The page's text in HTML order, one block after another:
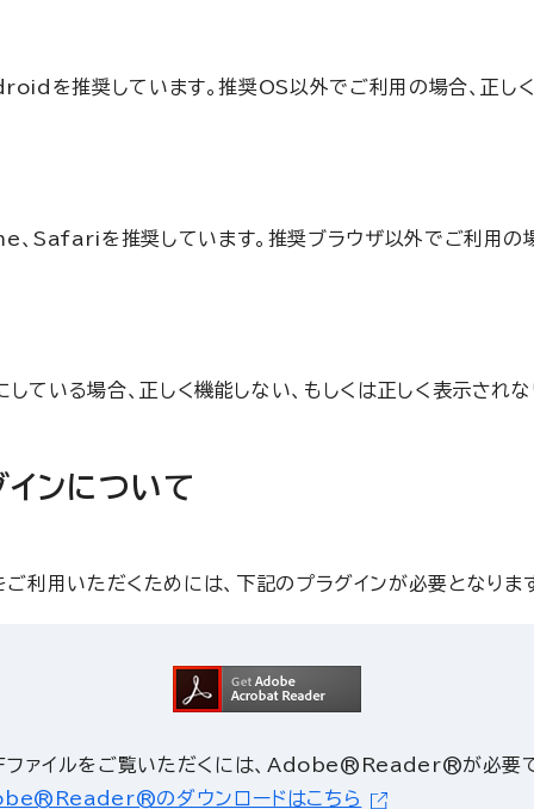
を推奨しています。推奨OS以外でご利用の場合、正しく
を推奨しています。推奨ブラウザ以外でご利用の場
る場合、正しく機能しない、もしくは正しく表示され
インについて
ご利用いただくためには、下記のプラグインが必要となりま
ァイルをご覧いただくには、Adobe®Reader®が必要
のダウンロードはこちら